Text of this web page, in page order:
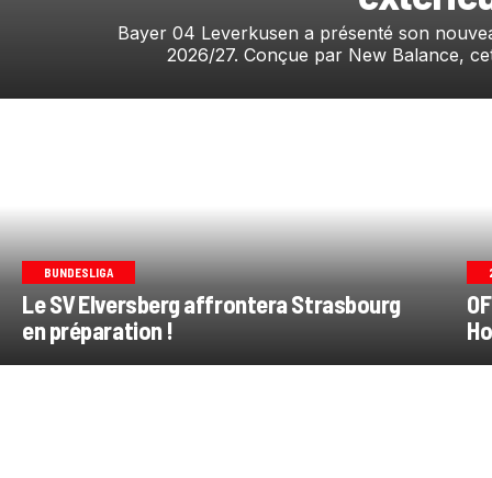
Bayer 04 Leverkusen a présenté son
2026/27. Conçue par New Balance,
BUNDESLIGA
Le SV Elversberg affrontera Strasbourg
en préparation !